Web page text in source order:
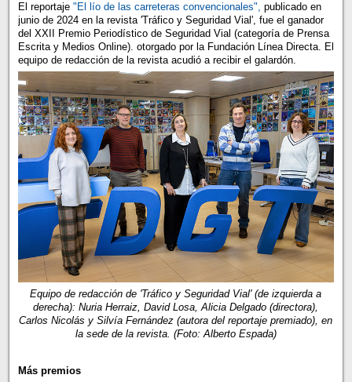
El reportaje "El lío de las carreteras convencionales", publicado en
junio de 2024 en la revista 'Tráfico y Seguridad Vial', fue el ganador
del XXII Premio Periodístico de Seguridad Vial (categoría de Prensa
Escrita y Medios Online). otorgado por la Fundación Línea Directa. El
equipo de redacción de la revista acudió a recibir el galardón.
Equipo de redacción de 'Tráfico y Seguridad Vial' (de izquierda a
derecha): Nuria Herraiz, David Losa, Alicia Delgado (directora),
Carlos Nicolás y Silvía Fernández (autora del reportaje premiado), en
la sede de la revista. (Foto: Alberto Espada)
Más premios